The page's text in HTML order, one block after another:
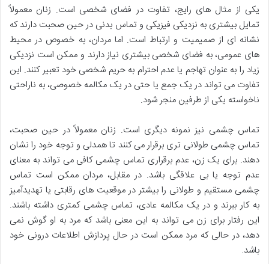
یکی از مثال های رایج، تفاوت در فضای شخصی است. زنان معمولاً
تمایل بیشتری به نزدیکی فیزیکی و تماس بدنی در حین صحبت دارند که
نشانه ای از صمیمیت و ارتباط است. اما مردان، به خصوص در محیط
های عمومی، به فضای شخصی بیشتری نیاز دارند و ممکن است نزدیکی
زیاد را به عنوان تهاجم یا عدم احترام به حریم شخصی خود تعبیر کنند. این
تفاوت می تواند در یک جمع یا حتی در یک مکالمه خصوصی، به ناراحتی
ناخواسته یکی از طرفین منجر شود.
تماس چشمی نیز نمونه دیگری است. زنان معمولاً در حین صحبت،
تماس چشمی طولانی تری برقرار می کنند تا همدلی و توجه خود را نشان
دهند. برای یک زن، عدم برقراری تماس چشمی کافی می تواند به معنای
عدم توجه یا بی علاقگی باشد. در مقابل، مردان ممکن است تماس
چشمی مستقیم و طولانی را بیشتر در موقعیت های رقابتی یا تهدیدآمیز
به کار ببرند و در یک مکالمه عادی، تماس چشمی کمتری داشته باشند.
این رفتار برای زن می تواند به این معنی باشد که مرد به او گوش نمی
دهد، در حالی که مرد ممکن است در حال پردازش اطلاعات درونی خود
باشد.